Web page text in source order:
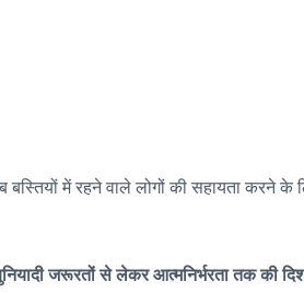
में रहने वाले लोगों की सहायता करने के
जरूरतों से लेकर आत्मनिर्भरता तक की